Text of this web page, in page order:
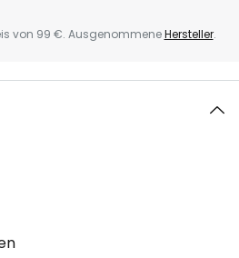
von 99 €. AusgenommeneHersteller.